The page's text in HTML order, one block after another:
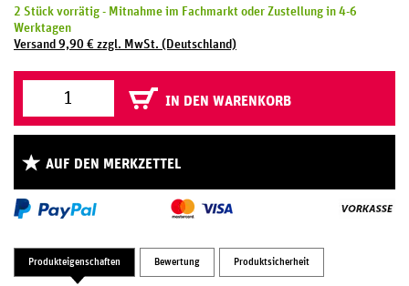
2 Stück vorrätig - Mitnahme im Fachmarkt oder Zustellung in 4-6
Werktagen
Versand 9,90 € zzgl. MwSt. (Deutschland)
IN DEN WARENKORB
AUF DEN MERKZETTEL
Produkteigenschaften Bewertung Produktsicherheit